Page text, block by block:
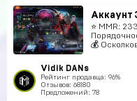
Аккаунт
⭐️ MMR:
💰
Vidik DANs
Рейтинг продавца: 96%
Отзывов: 68180
Предложений: 78